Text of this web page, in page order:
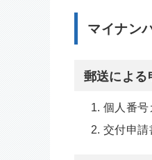
マイナン
郵送による
個人番号
交付申請